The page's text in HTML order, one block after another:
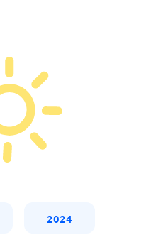
2024